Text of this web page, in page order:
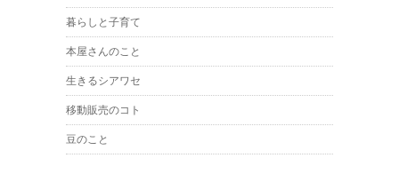
暮らしと子育て
本屋さんのこと
生きるシアワセ
移動販売のコト
豆のこと